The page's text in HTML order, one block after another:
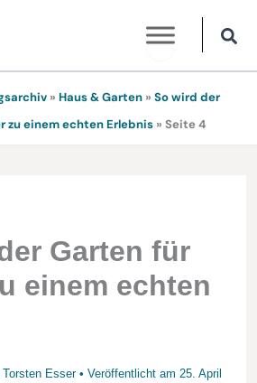
» Haus & Garten» So wird der
zu einem echten Erlebnis» Seite 4
Garten für
einem echten
Torsten Esser • Veröffentlicht am 25. April